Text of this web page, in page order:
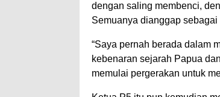
dengan saling membenci,
Semuanya dianggap
“Saya pernah berada dalam
kebenaran sejarah Papua
memulai pergerakan untuk